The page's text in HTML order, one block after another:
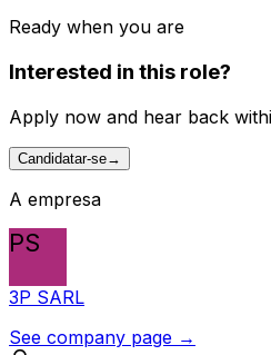
Ready when you are
Interested in this role?
Apply now and hear back
Candidatar-se→
A empresa
PS
3P SARL
See company page →